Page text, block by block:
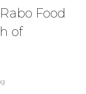
Food
of